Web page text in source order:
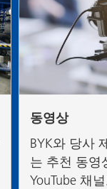
동영상
BYK와 당사
는 추천 동영
YouTube 채